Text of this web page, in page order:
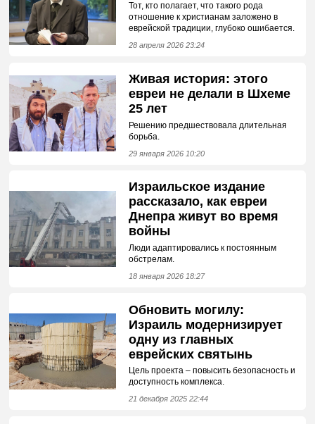
Тот, кто полагает, что такого рода
отношение к христианам заложено в
еврейской традиции, глубоко ошибается.
28 апреля 2026 23:24
Живая история: этого
евреи не делали в Шхеме
25 лет
Решению предшествовала длительная
борьба.
29 января 2026 10:20
Израильское издание
рассказало, как евреи
Днепра живут во время
войны
Люди адаптировались к постоянным
обстрелам.
18 января 2026 18:27
Обновить могилу:
Израиль модернизирует
одну из главных
еврейских святынь
Цель проекта – повысить безопасность и
доступность комплекса.
21 декабря 2025 22:44